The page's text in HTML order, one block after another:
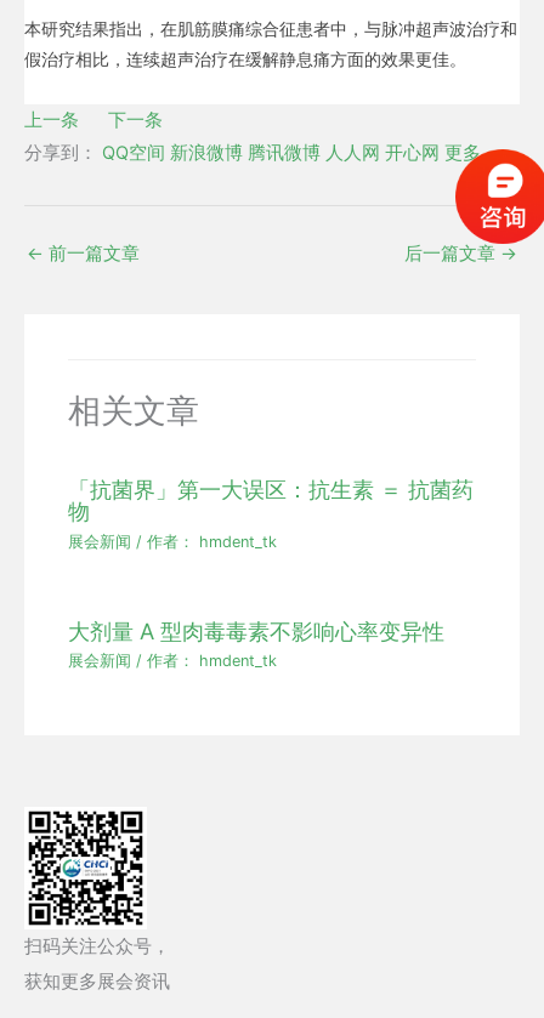
本研究结果指出，在肌筋膜痛综合征患者中，与脉冲超声波治疗和
假治疗相比，连续超声治疗在缓解静息痛方面的效果更佳。
上一条
下一条
分享到：
QQ空间 新浪微博 腾讯微博 人人网 开心网 更多
← 前一篇文章 后一篇文章 →
相关文章
「抗菌界」第一大误区：抗生素 ＝ 抗菌药
物
展会新闻 / 作者： hmdent_tk
大剂量 A 型肉毒毒素不影响心率变异性
展会新闻 / 作者： hmdent_tk
扫码关注公众号，
获知更多展会资讯